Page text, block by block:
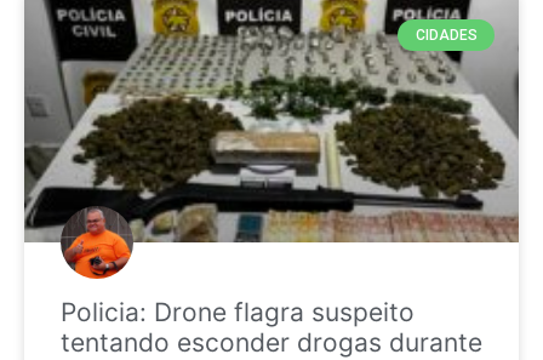
CIDADES
Policia: Drone flagra suspeito
tentando esconder drogas durante